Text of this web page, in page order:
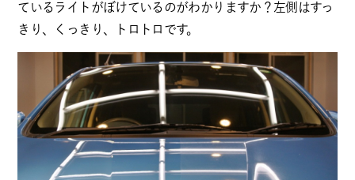
ているライトがぼけているのがわかりますか？左側はすっ
きり、くっきり、トロトロです。